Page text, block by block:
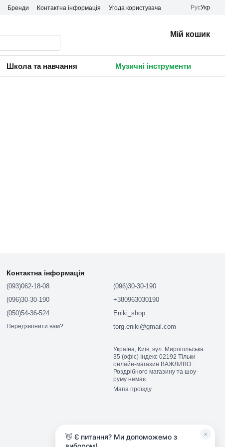
Бренди Контактна інформація Угода користувача РусУкр
Мій кошик
Школа та навчання Музичні інструменти
Контактна інформація
(093)062-18-08
(096)30-30-190
(050)54-36-524
Передзвонити вам?
(096)30-30-190
+380963030190
Eniki_shop
torg.eniki@gmail.com
Україна, Київ, вул. Миропільська
35 (офіс) Індекс 02192 Тільки
онлайн-магазин ВАЖЛИВО :
Роздрібного магазину та шоу-
руму немає
Мапа проїзду
×
👋 Є питання? Ми допоможемо з